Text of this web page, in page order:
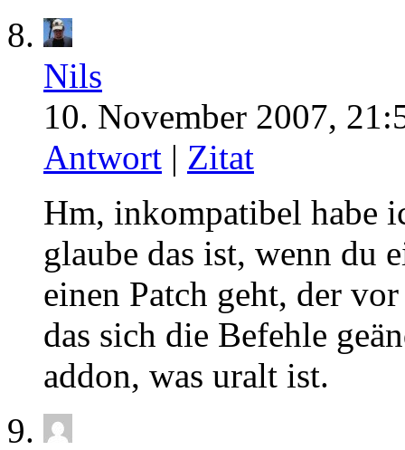
Nils
10. November 2007,
Antwort | Zitat
Hm, inkompatibel habe
glaube das ist, wenn du
einen Patch geht, der
das sich die Befehle
addon, was uralt ist.